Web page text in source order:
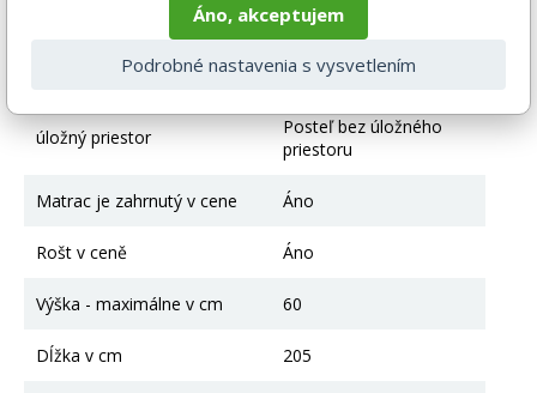
Biela
Drevo + MDF + HDF
úložný priestor
Posteľ bez úložného
priestoru
Matrac je zahrnutý v cene Áno
Rošt v ceně Áno
Výška - maximálne v cm 60
Dĺžka v cm 205
Áno, akceptujem
Podrobné nastavenia s vysvetlením